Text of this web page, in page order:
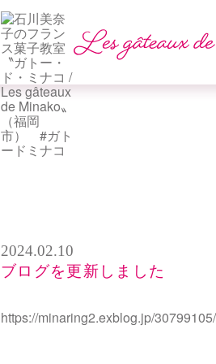
2024.02.10
ブログを更新しました
https://minaring2.exblog.jp/30799105/